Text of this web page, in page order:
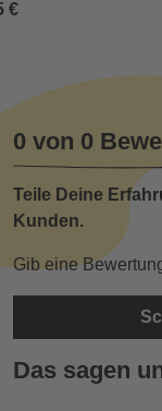
€
0 von 0
Teile Deine
Kunden.
Gib eine
Das sagen